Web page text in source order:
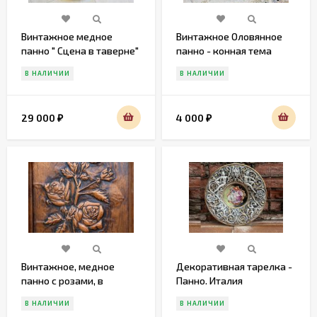
Винтажное медное
панно " Сцена в таверне"
В НАЛИЧИИ
29 000 ₽
Винтажное Оловянное
панно - конная тема
В НАЛИЧИИ
4 000 ₽
Винтажное, медное
панно с розами, в
Европа. 20 век.
В НАЛИЧИИ
Декоративная тарелка -
Панно. Италия
В НАЛИЧИИ